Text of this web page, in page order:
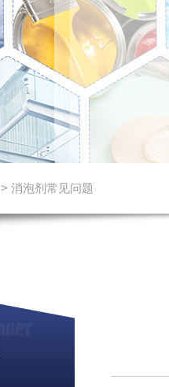
> 消泡剂常见问题